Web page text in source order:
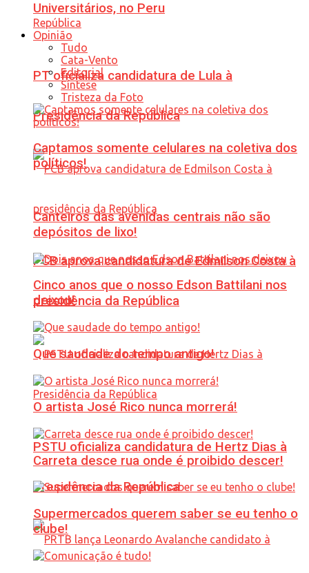
PT oficializa candidatura de Lula à
Presidência da República
PCB aprova candidatura de Edmilson Costa à
presidência da República
PSTU oficializa candidatura de Hertz Dias à
Presidência da República
Universitários, no Peru
Opinião
Tudo
Cata-Vento
Editorial
Síntese
Tristeza da Foto
Captamos somente celulares na coletiva dos
políticos!
Canteiros das avenidas centrais não são
depósitos de lixo!
Cinco anos que o nosso Edson Battilani nos
deixou!
Que saudade do tempo antigo!
O artista José Rico nunca morrerá!
Carreta desce rua onde é proibido descer!
Supermercados querem saber se eu tenho o
clube!